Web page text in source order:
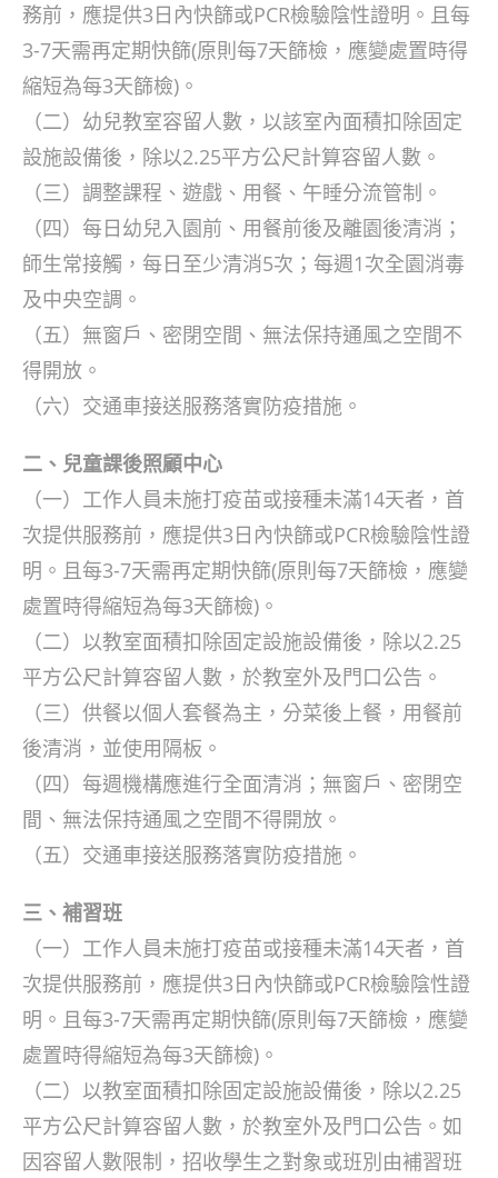
務前，應提供3日內快篩或PCR檢驗陰性證明。且每
3-7天需再定期快篩(原則每7天篩檢，應變處置時得
縮短為每3天篩檢)。
（二）幼兒教室容留人數，以該室內面積扣除固定
設施設備後，除以2.25平方公尺計算容留人數。
（三）調整課程、遊戲、用餐、午睡分流管制。
（四）每日幼兒入園前、用餐前後及離園後清消；
師生常接觸，每日至少清消5次；每週1次全園消毒
及中央空調。
（五）無窗戶、密閉空間、無法保持通風之空間不
得開放。
（六）交通車接送服務落實防疫措施。
二、兒童課後照顧中心
（一）工作人員未施打疫苗或接種未滿14天者，首
次提供服務前，應提供3日內快篩或PCR檢驗陰性證
明。且每3-7天需再定期快篩(原則每7天篩檢，應變
處置時得縮短為每3天篩檢)。
（二）以教室面積扣除固定設施設備後，除以2.25
平方公尺計算容留人數，於教室外及門口公告。
（三）供餐以個人套餐為主，分菜後上餐，用餐前
後清消，並使用隔板。
（四）每週機構應進行全面清消；無窗戶、密閉空
間、無法保持通風之空間不得開放。
（五）交通車接送服務落實防疫措施。
三、補習班
（一）工作人員未施打疫苗或接種未滿14天者，首
次提供服務前，應提供3日內快篩或PCR檢驗陰性證
明。且每3-7天需再定期快篩(原則每7天篩檢，應變
處置時得縮短為每3天篩檢)。
（二）以教室面積扣除固定設施設備後，除以2.25
平方公尺計算容留人數，於教室外及門口公告。如
因容留人數限制，招收學生之對象或班別由補習班